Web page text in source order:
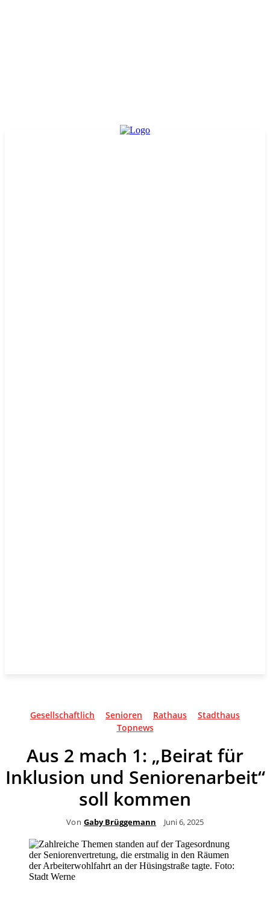
Gesellschaftlich Senioren Rathaus
Stadthaus
Topnews
Aus 2 mach 1: „Beirat für
Inklusion und Seniorenarbeit“
soll kommen
Von Gaby Brüggemann Juni 6, 2025